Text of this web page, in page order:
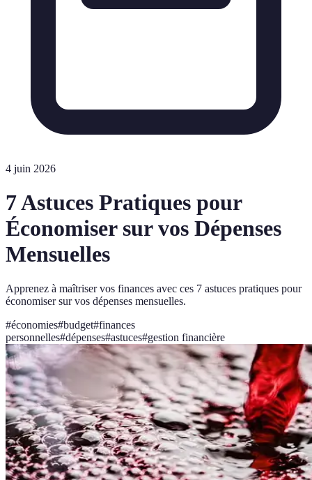
4 juin 2026
7 Astuces Pratiques pour
Économiser sur vos Dépenses
Mensuelles
Apprenez à maîtriser vos finances avec ces 7 astuces pratiques pour
économiser sur vos dépenses mensuelles.
#économies#budget#finances
personnelles#dépenses#astuces#gestion financière